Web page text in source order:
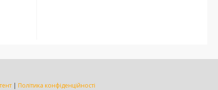
| Політика конфіденційності